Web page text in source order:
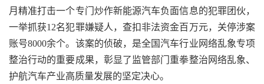
月精准打击一个专门炒作新能源汽车负面信息的犯罪团伙，
一举抓获12名犯罪嫌疑人，查扣非法资金百万元，关停涉案
账号8000余个。该案的侦破，是全国汽车行业网络乱象专项
整治行动的重要成果，彰显了监管部门重拳整治网络乱象、
护航汽车产业高质量发展的坚定决心。